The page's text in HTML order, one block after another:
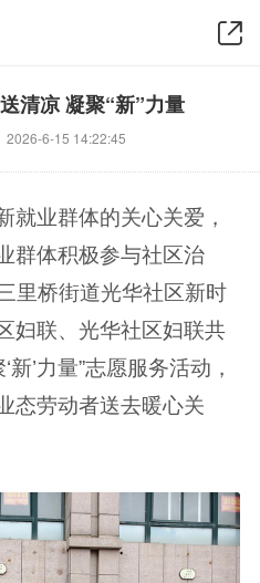
清凉 凝聚“新”力量
2026-6-15 14:22:45
就业群体的关心关爱，
群体积极参与社区治
里桥街道光华社区新时
妇联、光华社区妇联共
’力量”志愿服务活动，
态劳动者送去暖心关